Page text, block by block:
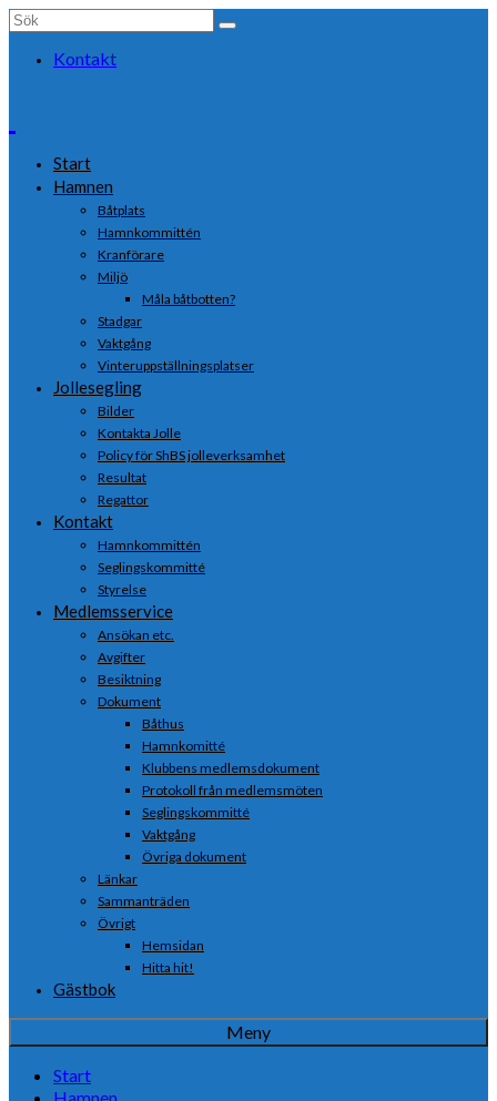
Search
Kontakt
Start
Hamnen
Båtplats
Hamnkommittén
Kranförare
Miljö
Måla båtbotten?
Stadgar
Vaktgång
Vinteruppställningsplatser
Jollesegling
Bilder
Kontakta Jolle
Policy för ShBS jolleverksamhet
Resultat
Regattor
Kontakt
Hamnkommittén
Seglingskommitté
Styrelse
Medlemsservice
Ansökan etc.
Avgifter
Besiktning
Dokument
Båthus
Hamnkomitté
Klubbens medlemsdokument
Protokoll från medlemsmöten
Seglingskommitté
Vaktgång
Övriga dokument
Länkar
Sammanträden
Övrigt
Hemsidan
Hitta hit!
Gästbok
Meny
Start